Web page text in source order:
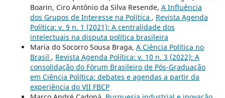
Boarin, Ciro Antônio da Silva Resende, A Influência
dos Grupos de Interesse na Política , Revista Agenda
Política: v. 9 n. 1 (2021): A centralidade dos
intelectuais na disputa política brasileira
Maria do Socorro Sousa Braga, A Ciência Política no
Brasil , Revista Agenda Política: v. 10 n. 3 (2022): A
consolidação do Fórum Brasileiro de Pós-Graduação
em Ciência Política: debates e agendas a partir da
experiência do VII FBCP